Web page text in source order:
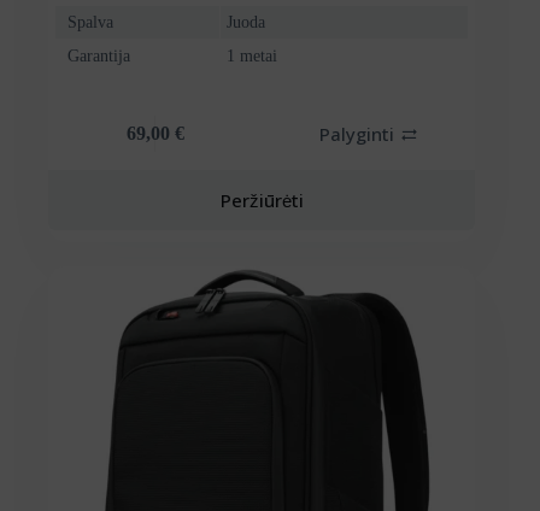
Spalva
Juoda
Garantija
1 metai
69,00 € Palyginti
Peržiūrėti